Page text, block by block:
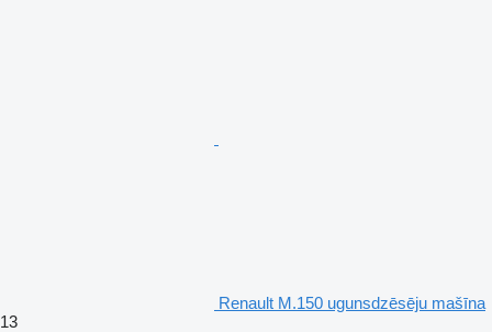
Renault M.150 ugunsdzēsēju mašīna
13